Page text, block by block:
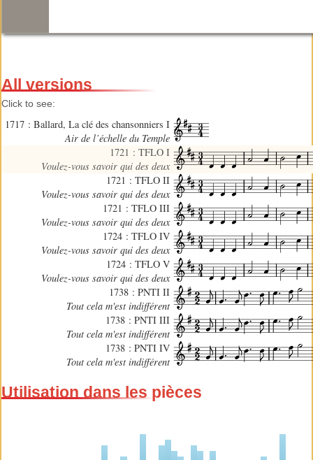
All versions
Click to see:
1717 : Ballard, La clé des chansonniers I
Air de l’échelle du Temple
1721 : TFLO I
Voulez-vous savoir qui des deux
1721 : TFLO II
Voulez-vous savoir qui des deux
1721 : TFLO III
Voulez-vous savoir qui des deux
1724 : TFLO IV
Voulez-vous savoir qui des deux
1724 : TFLO V
Voulez-vous savoir qui des deux
1738 : PNTI II
Tout cela m'est indifférent
1738 : PNTI III
Tout cela m'est indifférent
1738 : PNTI IV
Tout cela m'est indifférent
Utilisation dans les pièces